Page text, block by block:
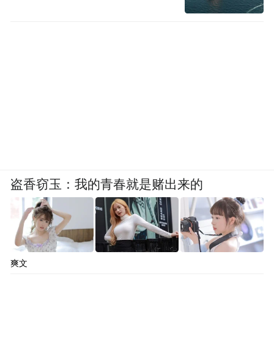
盗香窃玉：我的青春就是赌出来的
爽文